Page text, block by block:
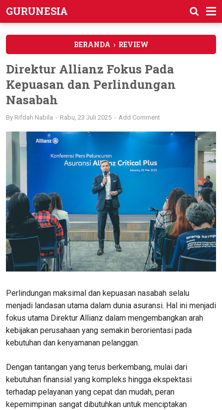
GURUNESIA
BERANDA › REVIEW
Direktur Allianz Fokus Pada
Kepuasan dan Perlindungan
Nasabah
By Rifdah Nabila Rabu, 23 Juli 2025 Add Comment
Perlindungan maksimal dan kepuasan nasabah selalu
menjadi landasan utama dalam dunia asuransi. Hal ini menjadi
fokus utama Direktur Allianz dalam mengembangkan arah
kebijakan perusahaan yang semakin berorientasi pada
kebutuhan dan kenyamanan pelanggan.
Dengan tantangan yang terus berkembang, mulai dari
kebutuhan finansial yang kompleks hingga ekspektasi
terhadap pelayanan yang cepat dan mudah, peran
kepemimpinan sangat dibutuhkan untuk menciptakan